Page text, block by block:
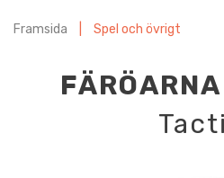
Framsida Spel och övrigt